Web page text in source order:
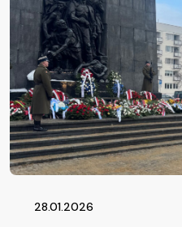
28.01.2026